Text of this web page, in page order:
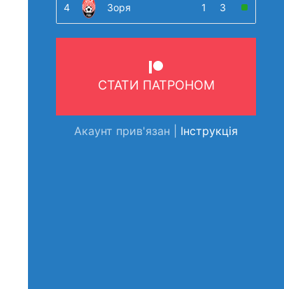
4 Зоря 1 3
СТАТИ ПАТРОНОМ
Акаунт прив'язан | Інструкція